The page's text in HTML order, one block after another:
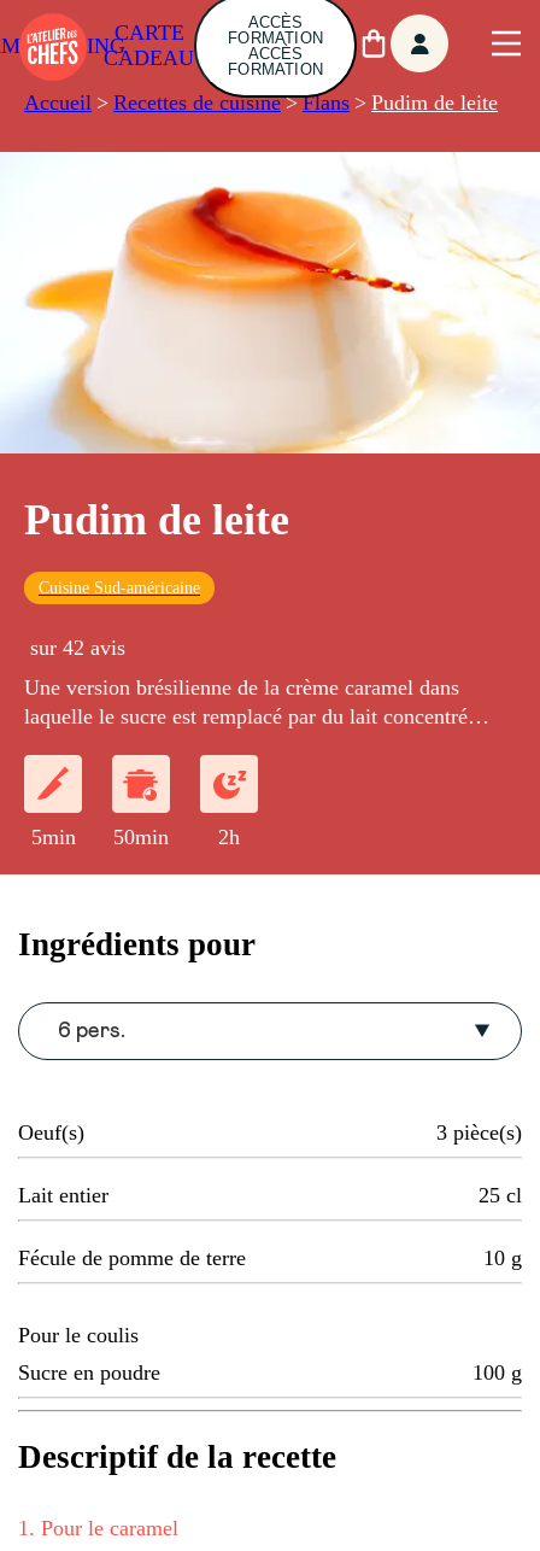
CARTE
CADEAU
ACCÈS
FORMATION
ACCÈS
FORMATION
Accueil > Recettes de cuisine > Flans > Pudim de leite
Pudim de leite
Cuisine Sud-américaine
sur 42 avis
Une version brésilienne de la crème caramel dans
laquelle le sucre est remplacé par du lait concentré
d'exotisme.
5min 50min 2h
Ingrédients pour
6 pers.
Oeuf(s) 3 pièce(s)
Lait entier 25 cl
Fécule de pomme de terre 10 g
Pour le coulis
Sucre en poudre
100 g
Descriptif de la recette
1 . Pour le caramel